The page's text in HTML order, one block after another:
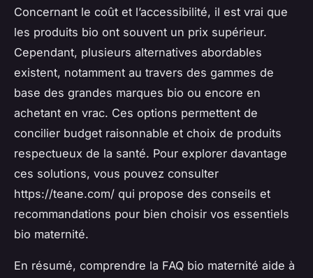
Concernant le coût et l’accessibilité, il est vrai que
les produits bio ont souvent un prix supérieur.
Cependant, plusieurs alternatives abordables
existent, notamment au travers des gammes de
base des grandes marques bio ou encore en
achetant en vrac. Ces options permettent de
concilier budget raisonnable et choix de produits
respectueux de la santé. Pour explorer davantage
ces solutions, vous pouvez consulter
https://teane.com/ qui propose des conseils et
recommandations pour bien choisir vos essentiels
bio maternité.
En résumé, comprendre la FAQ bio maternité aide à